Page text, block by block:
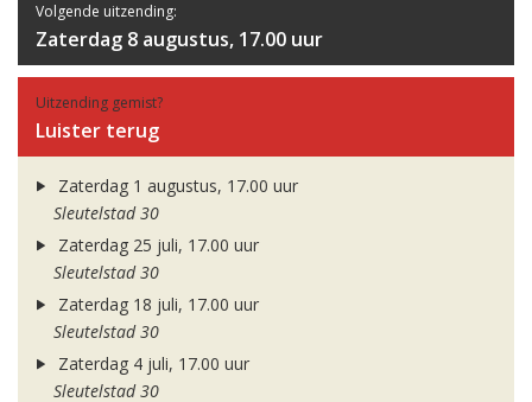
Volgende uitzending:
Zaterdag 8 augustus, 17.00 uur
Uitzending gemist?
Luister terug
Zaterdag 1 augustus, 17.00 uur
Sleutelstad 30
Zaterdag 25 juli, 17.00 uur
Sleutelstad 30
Zaterdag 18 juli, 17.00 uur
Sleutelstad 30
Zaterdag 4 juli, 17.00 uur
Sleutelstad 30